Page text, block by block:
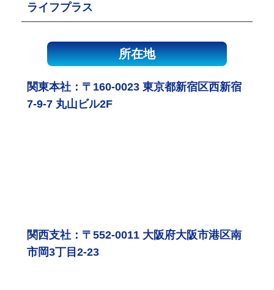
ライフプラス
所在地
関東本社：〒160-0023 東京都新宿区西新宿
7-9-7 丸山ビル2F
関西支社：〒552-0011 大阪府大阪市港区南
市岡3丁目2-23